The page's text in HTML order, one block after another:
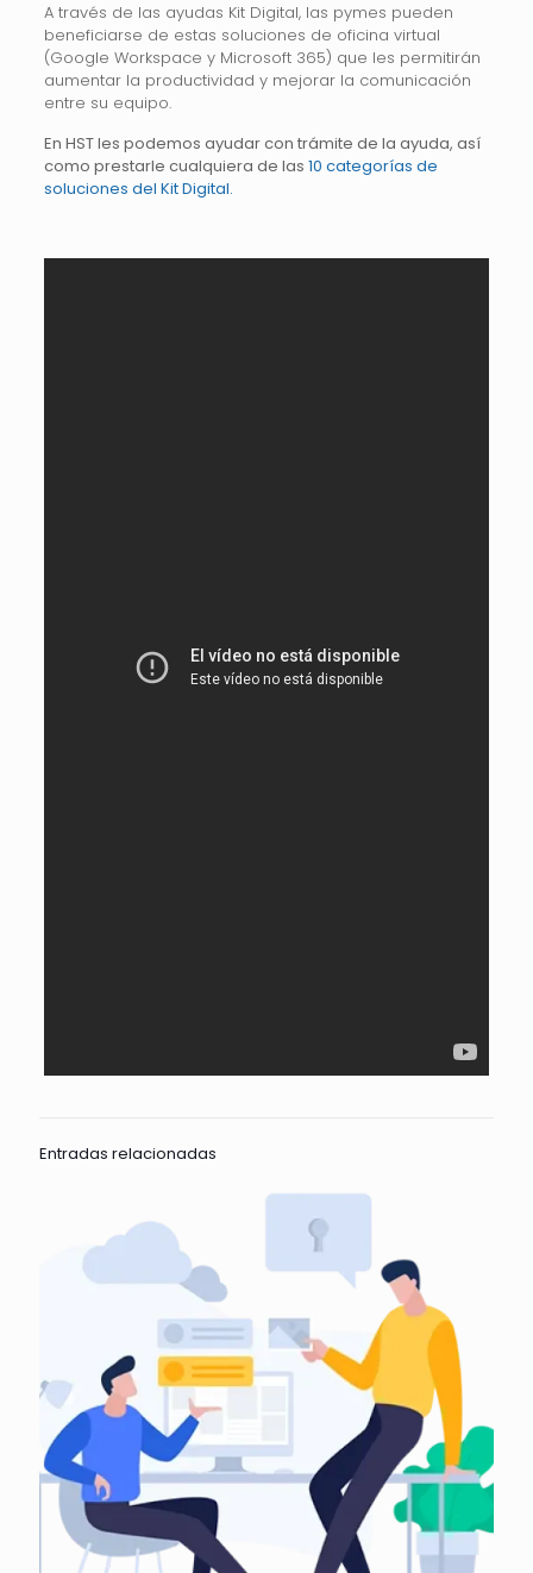
A través de las ayudas Kit Digital, las pymes pueden
beneficiarse de estas soluciones de oficina virtual
(Google Workspace y Microsoft 365) que les permitirán
aumentar la productividad y mejorar la comunicación
entre su equipo.
En HST les podemos ayudar con trámite de la ayuda, así
como prestarle cualquiera de las 10 categorías de
soluciones del Kit Digital.
Entradas relacionadas